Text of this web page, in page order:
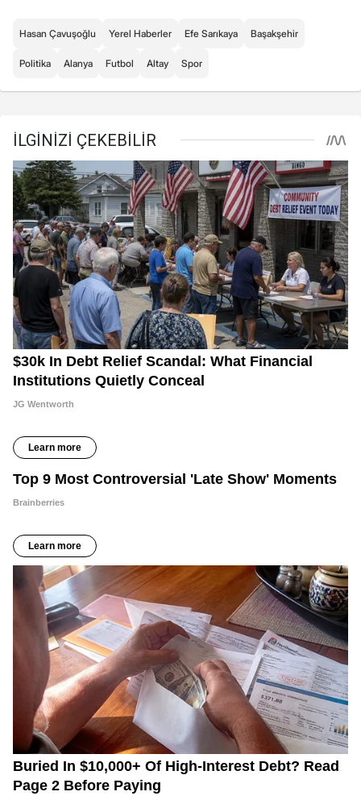
Hasan Çavuşoğlu Yerel Haberler Efe Sarıkaya Başakşehir
Politika Alanya Futbol Altay Spor